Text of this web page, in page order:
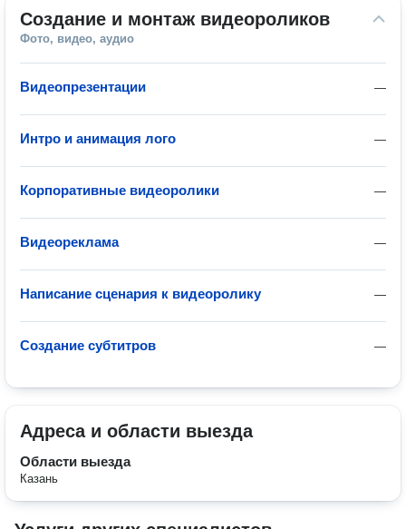
Создание и монтаж видеороликов
Фото, видео, аудио
—
Видеопрезентации
—
Интро и анимация лого
—
Корпоративные видеоролики
—
Видеореклама
—
Написание сценария к видеоролику
—
Создание субтитров
Адреса и области выезда
Области выезда
Казань